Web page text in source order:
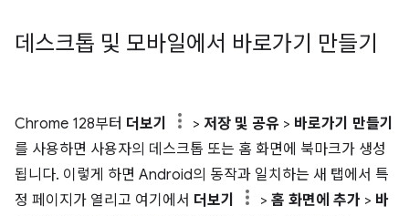
데스크톱 및 모바일에서 바로가기 만들기
Chrome 128부터 더보기 > 저장 및 공유 > 바로가기 만들기
를 사용하면 사용자의 데스크톱 또는 홈 화면에 북마크가 생성
됩니다. 이렇게 하면 Android의 동작과 일치하는 새 탭에서 특
정 페이지가 열리고 여기에서 더보기 > 홈 화면에 추가 > 바